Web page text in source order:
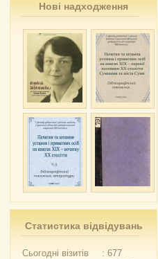
Нові надходження
Статистика відвідувань
Сьогодні візитів
: 677